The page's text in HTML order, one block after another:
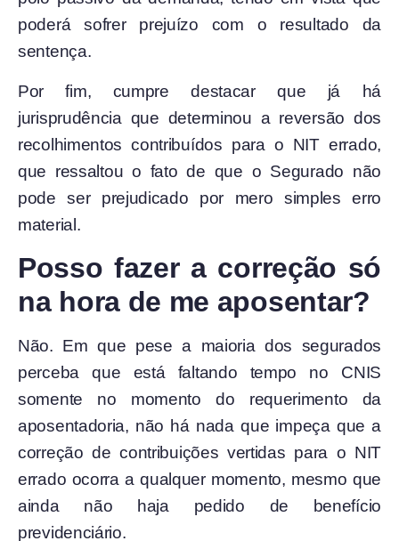
poderá sofrer prejuízo com o resultado da
sentença.
Por fim, cumpre destacar que já há
jurisprudência que determinou a reversão dos
recolhimentos contribuídos para o NIT errado,
que ressaltou o fato de que o Segurado não
pode ser prejudicado por mero simples erro
material.
Posso fazer a correção só
na hora de me aposentar?
Não. Em que pese a maioria dos segurados
perceba que está faltando tempo no CNIS
somente no momento do requerimento da
aposentadoria, não há nada que impeça que a
correção de contribuições vertidas para o NIT
errado ocorra a qualquer momento, mesmo que
ainda não haja pedido de benefício
previdenciário.